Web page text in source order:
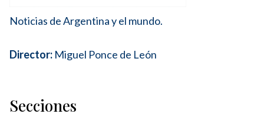
Noticias de Argentina y el mundo.
Director: Miguel Ponce de León
Secciones